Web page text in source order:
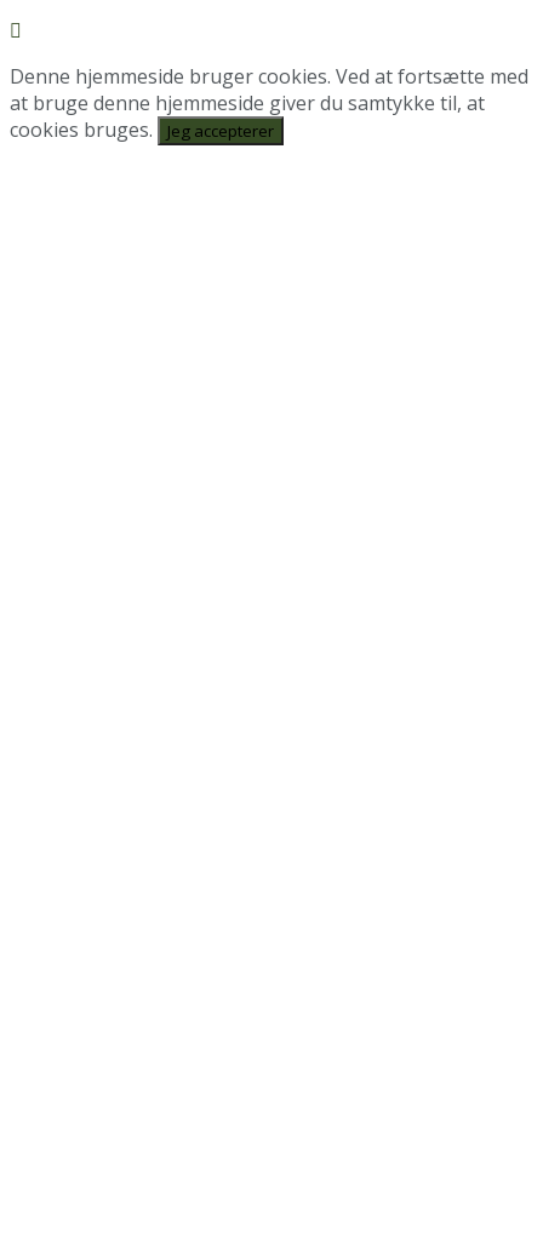
Denne hjemmeside bruger cookies. Ved at fortsætte med
at bruge denne hjemmeside giver du samtykke til, at
cookies bruges.
Jeg accepterer